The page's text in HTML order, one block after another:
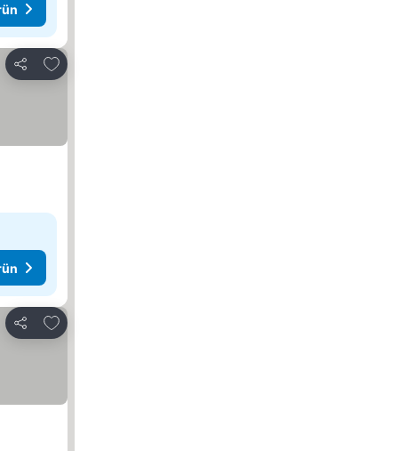
Paylaş
Favorilerime ekle
Paylaş
Favorilerime ekle